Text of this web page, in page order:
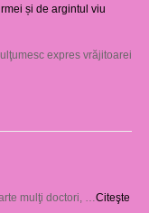
și de argintul viu
expres vrăjitoarei
mulţi doctori, … Citeşte